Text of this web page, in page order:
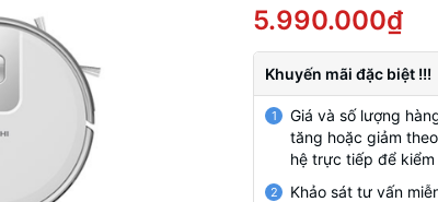
5.990.000₫
Khuyến mãi đặc biệt !!!
1
Giá và số lượng
tăng hoặc giảm
hệ trực tiếp để
2
Khảo sát tư vấn